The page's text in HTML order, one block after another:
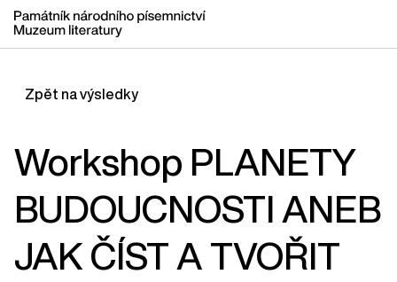
Zpět na výsledky
Workshop PLANETY
BUDOUCNOSTI ANEB
JAK ČÍST A TVOŘIT